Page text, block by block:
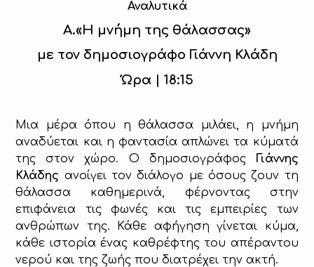
Αναλυτικά
Α.«Η μνήμη της θάλασσας»
με τον δημοσιογράφο Γιάννη Κλάδη
Ώρα | 18:15
Μια μέρα όπου η θάλασσα μιλάει, η μνήμη
αναδύεται και η φαντασία απλώνει τα κύματά
της στον χώρο. Ο δημοσιογράφος Γιάννης
Κλάδης ανοίγει τον διάλογο με όσους ζουν τη
θάλασσα καθημερινά, φέρνοντας στην
επιφάνεια τις φωνές και τις εμπειρίες των
ανθρώπων της. Κάθε αφήγηση γίνεται κύμα,
κάθε ιστορία ένας καθρέφτης του απέραντου
νερού και της ζωής που διατρέχει την ακτή.